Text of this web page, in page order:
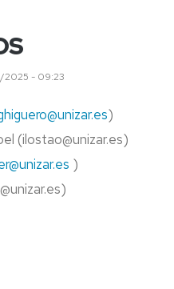
2025 - 09:23
)
(ilostao@unizar.es)
)